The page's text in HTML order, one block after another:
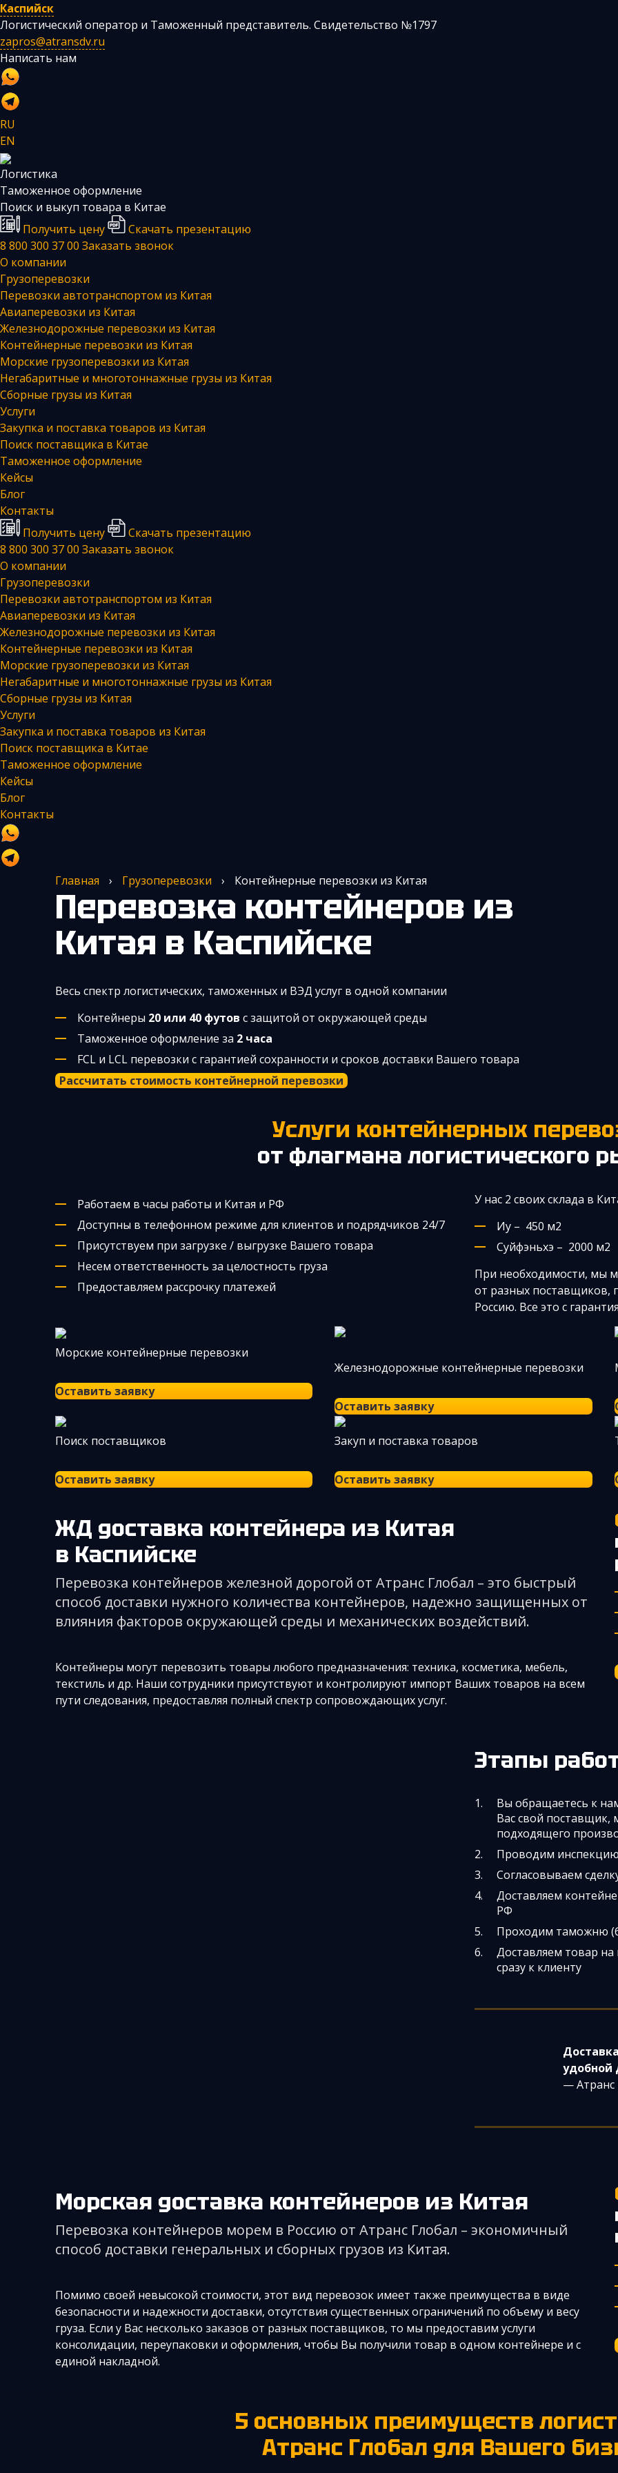
Каспийск
Логистический оператор и Таможенный представитель. Свидетельство №1797
zapros@atransdv.ru
Написать нам
RU
EN
Логистика
Таможенное оформление
Поиск и выкуп товара в Китае
Получить цену
Скачать презентацию
8 800 300 37 00 Заказать звонок
О компании
Грузоперевозки
Перевозки автотранспортом из Китая
Авиаперевозки из Китая
Железнодорожные перевозки из Китая
Контейнерные перевозки из Китая
Морские грузоперевозки из Китая
Негабаритные и многотоннажные грузы из Китая
Сборные грузы из Китая
Услуги
Закупка и поставка товаров из Китая
Поиск поставщика в Китае
Таможенное оформление
Кейсы
Блог
Контакты
Получить цену
Скачать презентацию
8 800 300 37 00 Заказать звонок
О компании
Грузоперевозки
Перевозки автотранспортом из Китая
Авиаперевозки из Китая
Железнодорожные перевозки из Китая
Контейнерные перевозки из Китая
Морские грузоперевозки из Китая
Негабаритные и многотоннажные грузы из Китая
Сборные грузы из Китая
Услуги
Закупка и поставка товаров из Китая
Поиск поставщика в Китае
Таможенное оформление
Кейсы
Блог
Контакты
Главная › Грузоперевозки › Контейнерные перевозки из Китая
Перевозка контейнеров из
Китая в Каспийске
Весь спектр логистических, таможенных и ВЭД услуг в одной компании
Контейнеры 20 или 40 футов с защитой от окружающей среды
Таможенное оформление за 2 часа
FCL и LCL перевозки с гарантией сохранности и сроков доставки Вашего товара
Рассчитать стоимость контейнерной перевозки
Услуги контейнерных
от флагмана логистического
Работаем в часы работы и Китая и РФ
Доступны в телефонном режиме для клиентов и подрядчиков 24/7
Присутствуем при загрузке / выгрузке Вашего товара
Несем ответственность за целостность груза
Предоставляем рассрочку платежей
У нас 2 своих склада в
Иу – 450 м2
Суйфэньхэ – 2000 м2
При необходимости, мы
от разных поставщиков,
Россию. Все это с
Морские контейнерные перевозки
Оставить заявку
Железнодорожные контейнерные перевозки
Оставить заявку
Поиск поставщиков
Оставить заявку
Закуп и поставка товаров
Оставить заявку
ЖД доставка контейнера из Китая
в Каспийске
Перевозка контейнеров железной дорогой от Атранс Глобал – это быстрый
способ доставки нужного количества контейнеров, надежно защищенных от
влияния факторов окружающей среды и механических воздействий.
Контейнеры могут перевозить товары любого предназначения: техника, косметика, мебель,
текстиль и др. Наши сотрудники присутствуют и контролируют импорт Ваших товаров на всем
пути следования, предоставляя полный спектр сопровождающих услуг.
Этапы
Вы обращаетесь к
Вас свой поставщик,
подходящего
Проводим
Согласовываем
Доставляем
РФ
Проходим таможню
Доставляем товар на
сразу к клиенту
удобной
— Атранс
Морская доставка контейнеров из Китая
Перевозка контейнеров морем в Россию от Атранс Глобал – экономичный
способ доставки генеральных и сборных грузов из Китая.
Помимо своей невысокой стоимости, этот вид перевозок имеет также преимущества в виде
безопасности и надежности доставки, отсутствия существенных ограничений по объему и весу
груза. Если у Вас несколько заказов от разных поставщиков, то мы предоставим услуги
консолидации, переупаковки и оформления, чтобы Вы получили товар в одном контейнере и с
единой накладной.
5 основных преимуществ логистики от
Атранс Глобал для Вашего